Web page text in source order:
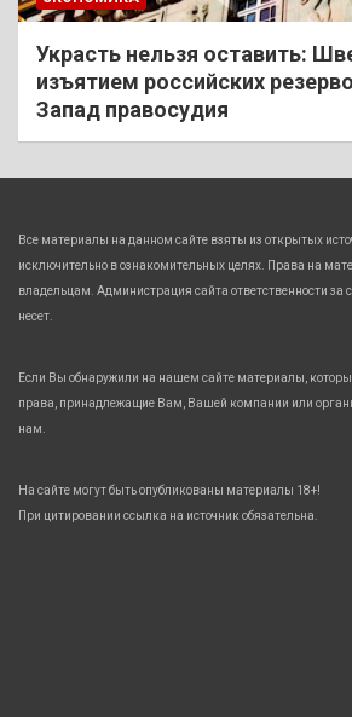
Украсть нельзя оставить:
изъятием российских
Запад правосудия
Все материалы на данном сайте взяты из открытых
исключительно в ознакомительных целях. Права на
владельцам. Администрация сайта ответственности за
несет.
Если Вы обнаружили на нашем сайте материалы,
права, принадлежащие Вам, Вашей компании или
нам.
На сайте могут быть опубликованы материалы 18+!
При цитировании ссылка на источник обязательна.